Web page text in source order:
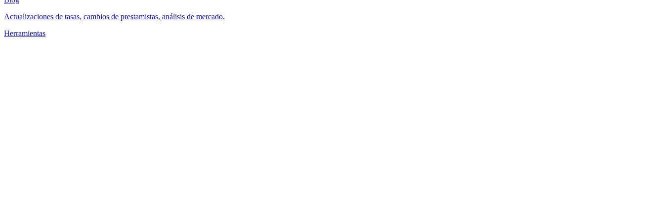
Actualizaciones de tasas, cambios de prestamistas, análisis de mercado.
Herramientas